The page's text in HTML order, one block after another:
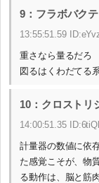
9：フラボバク
13:55:51.59
重さなら量るだろ
図るはくわだてる
10：クロストリ
14:00:51.35
計量器の数値に依
た感覚こそが、物
る動作は、脳と筋